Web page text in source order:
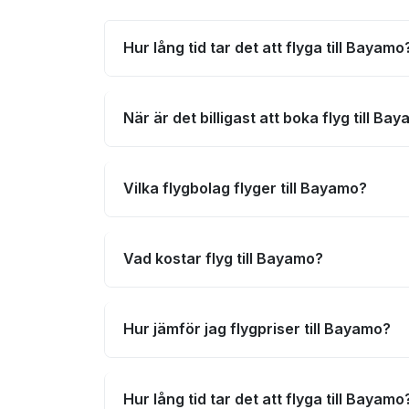
Hur lång tid tar det att flyga till
När är det billigast att boka flyg till
Vilka flygbolag flyger till Bayamo?
Vad kostar flyg till Bayamo?
Hur jämför jag flygpriser till Bayamo?
Hur lång tid tar det att flyga till